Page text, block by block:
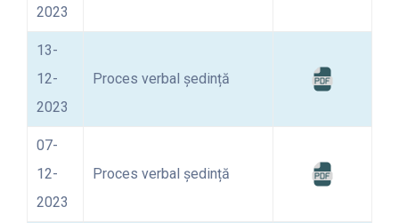
Contact
2023
13-
12-
2023
Proces verbal ședință
07-
12-
2023
Proces verbal ședință